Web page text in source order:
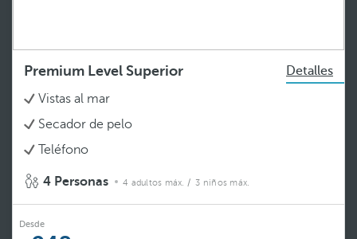
Premium Level Superior
Detalles
Vistas al mar
Secador de pelo
Teléfono
4 Personas 4 adultos máx. / 3 niños máx.
Desde